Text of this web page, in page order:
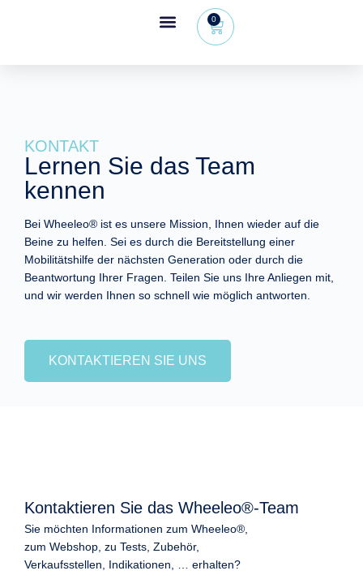
0
KONTAKT
Lernen Sie das Team
kennen
Bei Wheeleo® ist es unsere Mission, Ihnen wieder auf die
Beine zu helfen. Sei es durch die Bereitstellung einer
Mobilitätshilfe der nächsten Generation oder durch die
Beantwortung Ihrer Fragen. Teilen Sie uns Ihre Anliegen mit,
und wir werden Ihnen so schnell wie möglich antworten.
KONTAKTIEREN SIE UNS
Kontaktieren Sie das Wheeleo®-Team
Sie möchten Informationen zum Wheeleo®,
zum Webshop, zu Tests, Zubehör,
Verkaufsstellen, Indikationen, … erhalten?